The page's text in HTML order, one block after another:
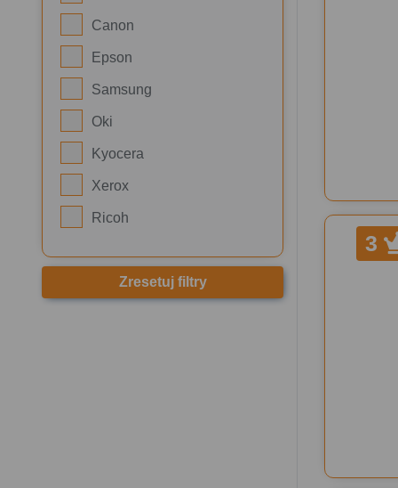
Canon
Epson
Samsung
Oki
Kyocera
Xerox
Ricoh
Zresetuj filtry
3